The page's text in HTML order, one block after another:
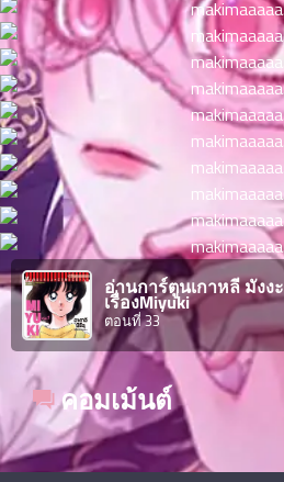
อ่านการ์ตูนเกาหลี มังงะ
เรื่องMiyuki
ตอนที่ 33
คอมเม้นต์
ที่
ม
11
ตอน
ที่
ม
12
ตอน
ที่
ม
13
ตอน
ที่
14
ตอน
ที่
ม
15